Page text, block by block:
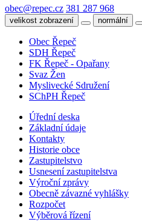
obec@repec.cz 381 287 968
velikost zobrazení normální
Obec Řepeč
SDH Řepeč
FK Řepeč - Opařany
Svaz Žen
Myslivecké Sdružení
SChPH Řepeč
Úřední deska
Základní údaje
Kontakty
Historie obce
Zastupitelstvo
Usnesení zastupitelstva
Výroční zprávy
Obecně závazné vyhlášky
Rozpočet
Výběrová řízení